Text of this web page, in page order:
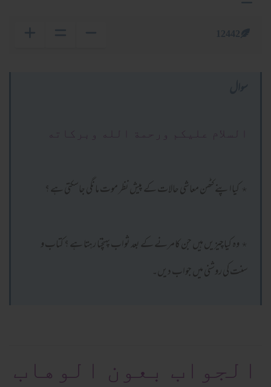
السلام عليكم ورحمة الله وبركاته
٭ کیااپنے کٹھن معاشی حالات کے پیش نظر موت مانگی جاسکتی ہے ؟
٭ وہ کیاچیزیں ہیں جن کامرنے کے بعد ثواب پہنچتا رہتا ہے ؟ کتاب و
سنت کی روشنی میں جواب دیں۔
الجواب بعون الوهاب